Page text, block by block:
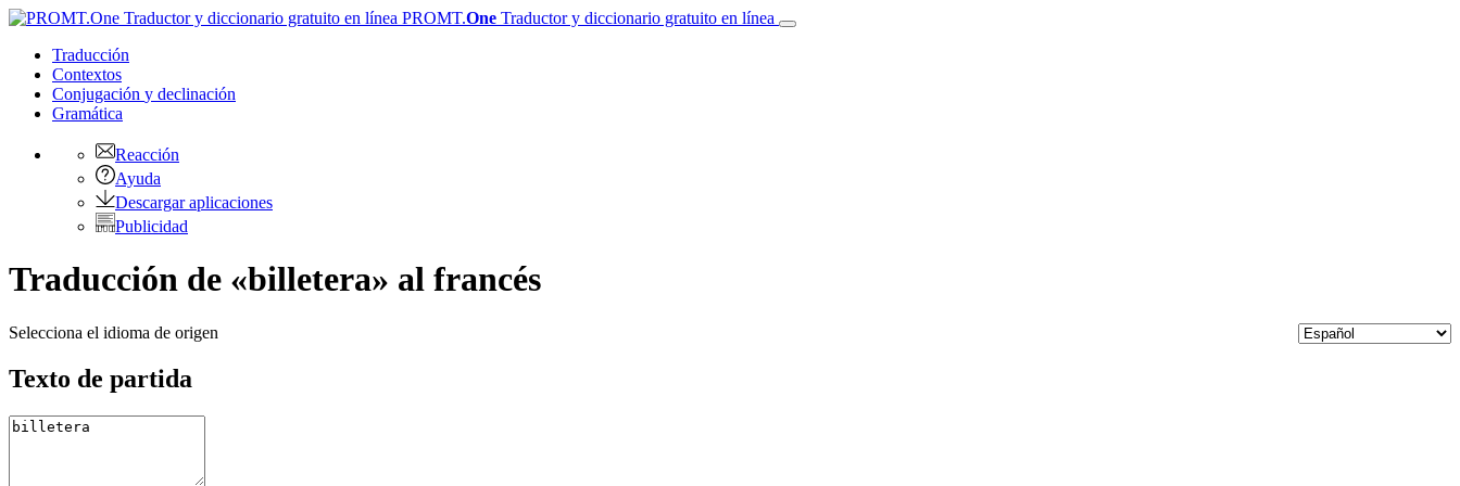
PROMT.One Traductor y diccionario gratuito en línea
Traducción
Contextos
Conjugación y declinación
Gramática
Reacción
Ayuda
Descargar aplicaciones
Publicidad
Traducción de «billetera» al francés
Selecciona el idioma de origen
Texto de partida